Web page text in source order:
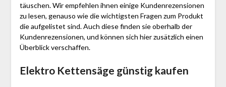
täuschen. Wir empfehlen ihnen einige Kundenrezensionen
zu lesen, genauso wie die wichtigsten Fragen zum Produkt
die aufgelistet sind. Auch diese finden sie oberhalb der
Kundenrezensionen, und können sich hier zusätzlich einen
Überblick verschaffen.
Elektro Kettensäge günstig kaufen